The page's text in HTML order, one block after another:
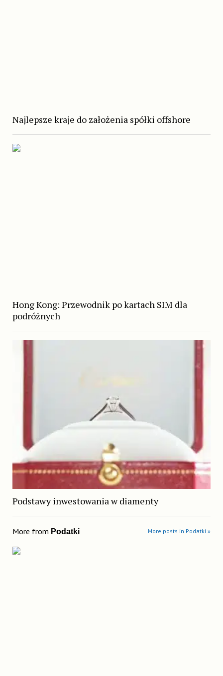
Najlepsze kraje do założenia spółki offshore
Hong Kong: Przewodnik po kartach SIM dla
podróżnych
Podstawy inwestowania w diamenty
More from Podatki More posts in Podatki »